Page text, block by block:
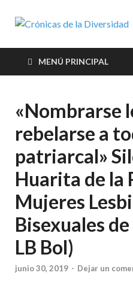
MENÚ PRINCIPAL
«Nombrarse
rebelarse a
patriarcal»
Huarita de la
Mujeres
Bisexuales
LB Bol)
junio 30, 2019 - Dejar un